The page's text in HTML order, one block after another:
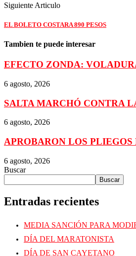
Siguiente Articulo
EL BOLETO COSTARA 890 PESOS
Tambien te puede interesar
EFECTO ZONDA:
6 agosto, 2026
SALTA MARCHÓ CONTRA
6 agosto, 2026
APROBARON LOS
6 agosto, 2026
Buscar
Buscar
Entradas recientes
MEDIA SANCIÓN PARA
DÍA DEL MARATONISTA
DÍA DE SAN CAYETANO